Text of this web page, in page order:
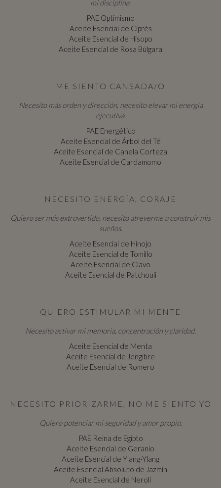
mi disciplina.
PAE Optimismo
Aceite Esencial de Ciprés
Aceite Esencial de Hisopo
Aceite Esencial de Rosa Búlgara
ME SIENTO CANSADA/O
Necesito más orden y dirección, necesito elevar mi energía
ejecutiva.
PAE Energético
Aceite Esencial de Árbol del Té
Aceite Esencial de Canela Corteza
Aceite Esencial de Cardamomo
NECESITO ENERGÍA, CORAJE
Quiero ser más extrovertido, necesito atreverme a construir mis
sueños.
Aceite Esencial de Hinojo
Aceite Esencial de Tomillo
Aceite Esencial de Clavo
Aceite Esencial de Patchouli
QUIERO ESTIMULAR MI MENTE
Necesito activar mi memoria, concentración y claridad.
Aceite Esencial de Menta
Aceite Esencial de Jengibre
Aceite Esencial de Romero
NECESITO PRIORIZARME, NO ME SIENTO YO
Quiero potenciar mi seguridad y amor propio.
PAE Reina de Egipto
Aceite Esencial de Geranio
Aceite Esencial de Ylang-Ylang
Aceite Esencial Absoluto de Jazmín
Aceite Esencial de Neroli